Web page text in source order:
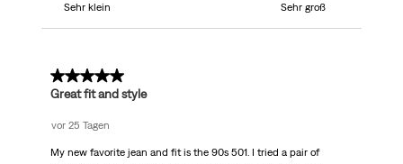
Sehr klein
Sehr groß
5 von 5 Sternen.
Great fit and style
vor 25 Tagen
My new favorite jean and fit is the 90s 501. I tried a pair of